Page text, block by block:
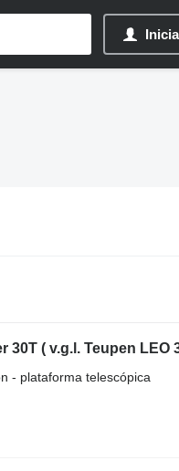
30T ( v.g.l. Teupen LEO
- plataforma telescópica